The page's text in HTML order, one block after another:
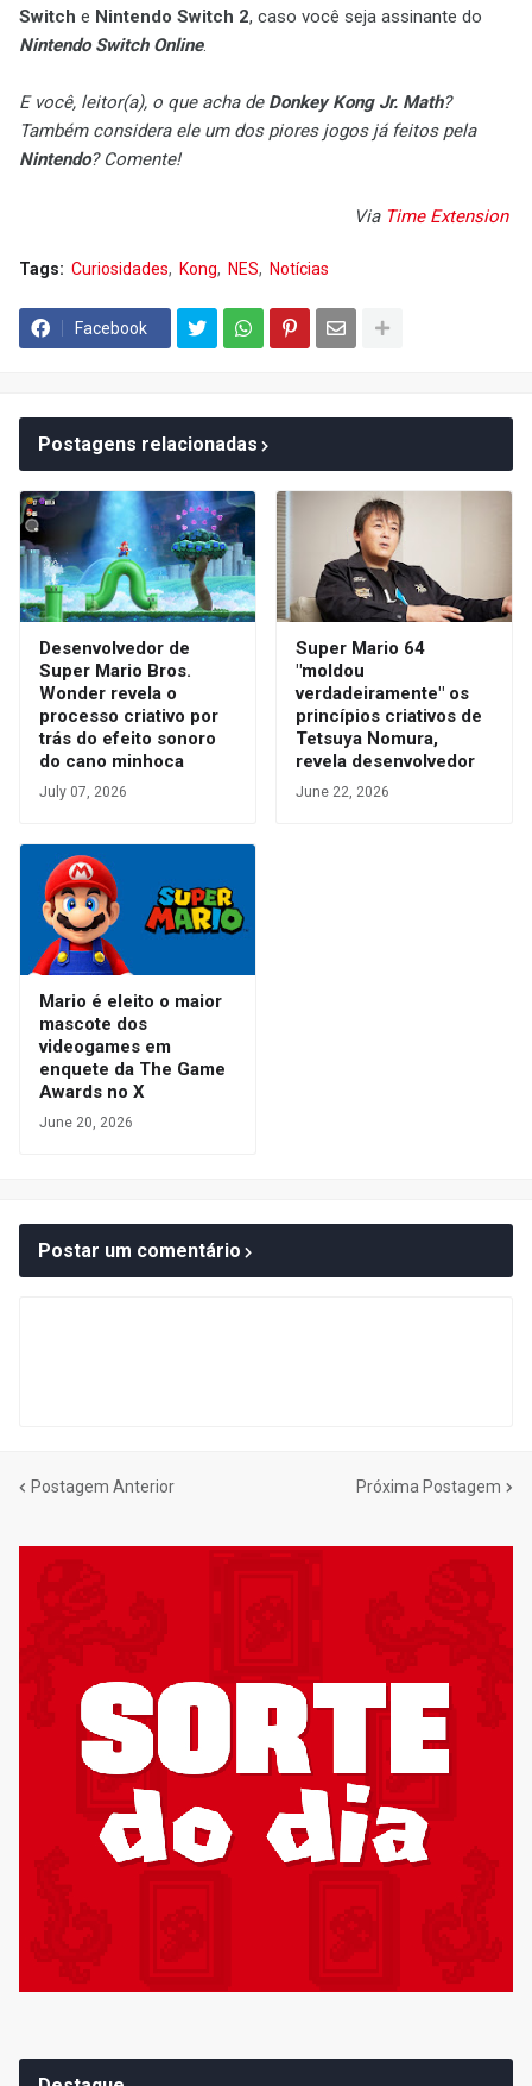
Switch e Nintendo Switch 2, caso você seja assinante do
Nintendo Switch Online.
E você, leitor(a), o que acha de Donkey Kong Jr. Math?
Também considera ele um dos piores jogos já feitos pela
Nintendo? Comente!
Via Time Extension
Tags: Curiosidades Kong NES Notícias
Facebook
Postagens relacionadas
Desenvolvedor de
Super Mario Bros.
Wonder revela o
processo criativo por
trás do efeito sonoro
do cano minhoca
July 07, 2026
Super Mario 64
"moldou
verdadeiramente" os
princípios criativos de
Tetsuya Nomura,
revela desenvolvedor
June 22, 2026
Mario é eleito o maior
mascote dos
videogames em
enquete da The Game
Awards no X
June 20, 2026
Postar um comentário
Postagem Anterior Próxima Postagem